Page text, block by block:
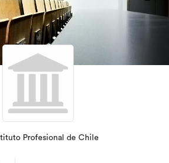
Profesional de Chile